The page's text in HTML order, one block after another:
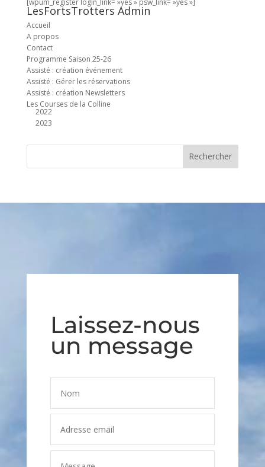
LesFortsTrotters Admin
Accueil
A propos
Contact
Programme Saison 25-26
Assisté : création événement
Assisté : Gérer les réservations
Assisté : création Newsletters
Les Courses de la Colline
2022
2023
Laissez-nous
un message